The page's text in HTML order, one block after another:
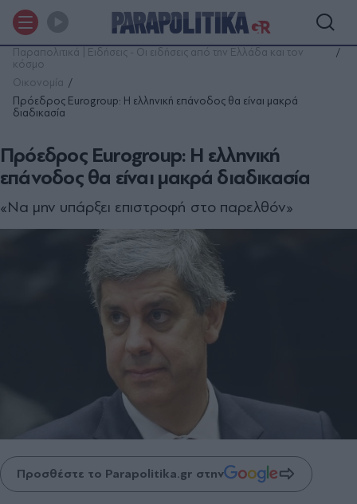
Παραπολιτικά | Ειδήσεις - Οι ειδήσεις από την Ελλάδα και τον
κόσμο
Οικονομία
Πρόεδρος Eurogroup: H ελληνική επάνοδος θα είναι μακρά
διαδικασία
Πρόεδρος Eurogroup: H ελληνική
επάνοδος θα είναι μακρά διαδικασία
«Να μην υπάρξει επιστροφή στο παρελθόν»
Προσθέστε το Parapolitika.gr στην